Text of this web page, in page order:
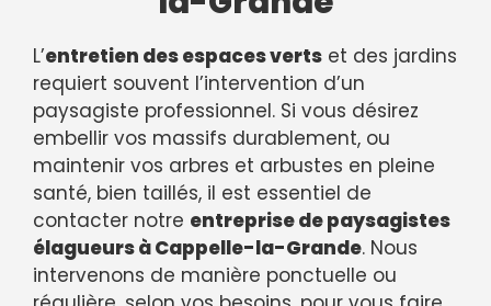
L’entretien des espaces verts et des jardins
requiert souvent l’intervention d’un
paysagiste professionnel. Si vous désirez
embellir vos massifs durablement, ou
maintenir vos arbres et arbustes en pleine
santé, bien taillés, il est essentiel de
contacter notre entreprise de paysagistes
élagueurs à Cappelle-la-Grande. Nous
intervenons de manière ponctuelle ou